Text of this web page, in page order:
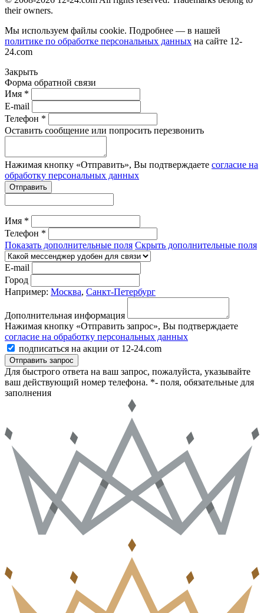
their owners.
Мы используем файлы cookie. Подробнее — в нашей
политике по обработке персональных данных на сайте 12-
24.com
Закрыть
Форма обратной связи
Имя *
E-mail
Телефон *
Оставить сообщение или попросить перезвонить
Нажимая кнопку «Отправить», Вы подтверждаете согласие на
обработку персональных данных
Отправить
Имя *
Телефон *
Показать дополнительные поля Скрыть дополнительные поля
E-mail
Город
Например: Москва, Санкт-Петербург
Дополнительная информация
Нажимая кнопку «Отправить запрос», Вы подтверждаете
согласие на обработку персональных данных
подписаться на акции от 12-24.com
Отправить запрос
Для быстрого ответа на ваш запрос, пожалуйста, указывайте
ваш действующий номер телефона. *- поля, обязательные для
заполнения